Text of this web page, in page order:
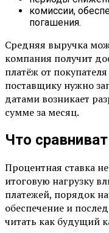
комиссии,
погашения.
Средняя выручка
компания получит
платёж от
поставщику нужно
датами возникает
сумме за месяц.
Что
Процентная ставка
итоговую нагрузку
платежей, порядок
обеспечение и
читать как будущий